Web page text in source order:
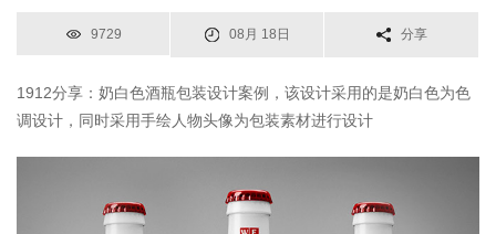
9729 08月 18日 分享
1912分享：奶白色酒瓶包装设计案例，该设计采用的是奶白色为色
调设计，同时采用手绘人物头像为包装素材进行设计